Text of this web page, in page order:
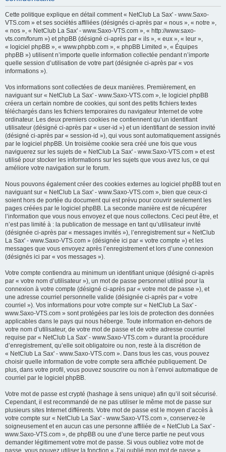
h
Cette politique explique en détail comment « NetClub La Sax' - www.Saxo-
VTS.com » et ses sociétés affiliées (désignés ci-après par « nous », « notre »,
« nos », « NetClub La Sax' - www.Saxo-VTS.com », « http://www.saxo-
vts.com/forum ») et phpBB (désigné ci-après par « ils », « eux », « leur »,
« logiciel phpBB », « www.phpbb.com », « phpBB Limited », « Équipes
phpBB ») utilisent n’importe quelle information collectée pendant n’importe
quelle session d’utilisation de votre part (désignée ci-après par « vos
informations »).
Vos informations sont collectées de deux manières. Premièrement, en
naviguant sur « NetClub La Sax' - www.Saxo-VTS.com », le logiciel phpBB
créera un certain nombre de cookies, qui sont des petits fichiers textes
téléchargés dans les fichiers temporaires du navigateur Internet de votre
ordinateur. Les deux premiers cookies ne contiennent qu’un identifiant
utilisateur (désigné ci-après par « user-id ») et un identifiant de session invité
(désigné ci-après par « session-id »), qui vous sont automatiquement assignés
par le logiciel phpBB. Un troisième cookie sera créé une fois que vous
naviguerez sur les sujets de « NetClub La Sax' - www.Saxo-VTS.com » et est
utilisé pour stocker les informations sur les sujets que vous avez lus, ce qui
améliore votre navigation sur le forum.
Nous pouvons également créer des cookies externes au logiciel phpBB tout en
naviguant sur « NetClub La Sax' - www.Saxo-VTS.com », bien que ceux-ci
soient hors de portée du document qui est prévu pour couvrir seulement les
pages créées par le logiciel phpBB. La seconde manière est de récupérer
l’information que vous nous envoyez et que nous collectons. Ceci peut être, et
n’est pas limité à : la publication de message en tant qu’utilisateur invité
(désignée ci-après par « messages invités »), l’enregistrement sur « NetClub
La Sax' - www.Saxo-VTS.com » (désignée ici par « votre compte ») et les
messages que vous envoyez après l’enregistrement et lors d’une connexion
(désignés ici par « vos messages »).
Votre compte contiendra au minimum un identifiant unique (désigné ci-après
par « votre nom d’utilisateur »), un mot de passe personnel utilisé pour la
connexion à votre compte (désigné ci-après par « votre mot de passe »), et
une adresse courriel personnelle valide (désignée ci-après par « votre
courriel »). Vos informations pour votre compte sur « NetClub La Sax' -
www.Saxo-VTS.com » sont protégées par les lois de protection des données
applicables dans le pays qui nous héberge. Toute information en-dehors de
votre nom d’utilisateur, de votre mot de passe et de votre adresse courriel
requise par « NetClub La Sax' - www.Saxo-VTS.com » durant la procédure
d’enregistrement, qu’elle soit obligatoire ou non, reste à la discrétion de
« NetClub La Sax' - www.Saxo-VTS.com ». Dans tous les cas, vous pouvez
choisir quelle information de votre compte sera affichée publiquement. De
plus, dans votre profil, vous pouvez souscrire ou non à l’envoi automatique de
courriel par le logiciel phpBB.
Votre mot de passe est crypté (hashage à sens unique) afin qu’il soit sécurisé.
Cependant, il est recommandé de ne pas utiliser le même mot de passe sur
plusieurs sites Internet différents. Votre mot de passe est le moyen d’accès à
votre compte sur « NetClub La Sax' - www.Saxo-VTS.com », conservez-le
soigneusement et en aucun cas une personne affiliée de « NetClub La Sax' -
www.Saxo-VTS.com », de phpBB ou une d’une tierce partie ne peut vous
demander légitimement votre mot de passe. Si vous oubliez votre mot de
passe, vous pouvez utiliser la fonction « J’ai oublié mon mot de passe »